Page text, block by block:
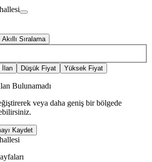
Akıllı Sıralama
İlan Düşük Fiyat Yüksek Fiyat
Bulunamadı
veya daha geniş bir bölgede
Kaydet